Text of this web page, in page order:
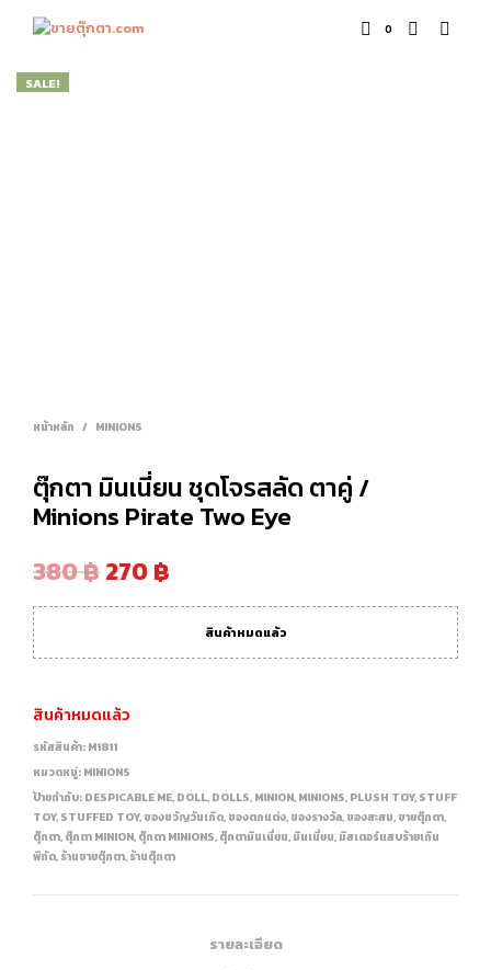
0
SALE!
หน้าหลัก / MINIONS
ตุ๊กตา มินเนี่ยน ชุดโจรสลัด ตาคู่ /
Minions Pirate Two Eye
380฿270฿
สินค้าหมดแล้ว
สินค้าหมดแล้ว
รหัสสินค้า: M1811
หมวดหมู่: MINIONS
ป้ายกำกับ: DESPICABLE ME, DOLL, DOLLS, MINION, MINIONS, PLUSH TOY, STUFF
TOY, STUFFED TOY, ของขวัญวันเกิด, ของตกแต่ง, ของรางวัล, ของสะสม, ขายตุ๊กตา,
ตุ๊กตา, ตุ๊กตา MINION, ตุ๊กตา MINIONS, ตุ๊กตามินเนี่ยน, มินเนี่ยน, มิสเตอร์แสบร้ายเกิน
พิกัด, ร้านขายตุ๊กตา, ร้านตุ๊กตา
รายละเอียด